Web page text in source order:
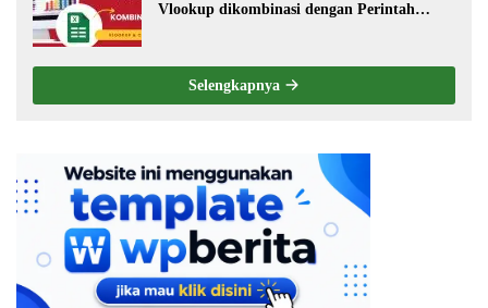
Vlookup dikombinasi dengan Perintah
Selengkapnya